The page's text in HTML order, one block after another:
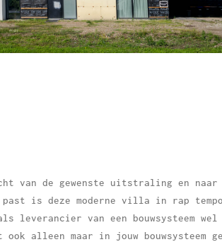
van de gewenste uitstraling en naar
is deze moderne villa in rap
leverancier van een bouwsysteem wel
alleen maar in jouw bouwsysteem